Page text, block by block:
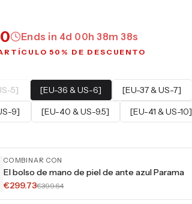
Ends in 4d 00h 38m 37s
50% DE DESCUENTO
5] [EU-36 & US-6] [EU-37 & US-7]
9]
[EU-40 & US-9.5] [EU-41 & US-10]
COMBINAR CON
El bolso de mano de piel de ante azul Parama
€299.73€399.64